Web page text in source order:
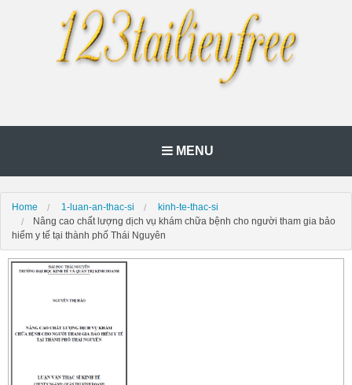
MENU
Home 1-luan-an-thac-si
kinh-te-thac-si
Nâng cao chất lượng dịch vụ khám chữa bệnh cho người tham gia bảo
hiểm y tế tại thành phố Thái Nguyên